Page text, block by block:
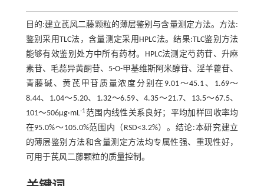
目的:建立芪风二藤颗粒的薄层鉴别与含量测定方法。方法:
鉴别采用TLC法，含量测定采用HPLC法。结果:TLC鉴别方法
能够有效鉴别处方中所有药材。HPLC法测定芍药苷、升麻
素苷、毛蕊异黄酮苷、5-O-甲基维斯阿米醇苷、淫羊藿苷、
青藤碱、黄芪甲苷质量浓度分别在9.01～45.1、1.69～
8.44、1.04～5.20、1.32～6.59、4.35～21.7、13.5～67.5、
101～506μg·mL-1 范围内线性关系良好；平均加样回收率均
在95.0%～105.0%范围内（RSD<3.2%）。结论:本研究建立
的薄层鉴别方法和含量测定方法均专属性强、重现性好，
可用于芪风二藤颗粒的质量控制。